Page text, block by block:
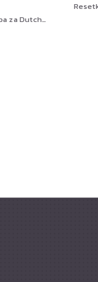
Petromax transportna torba za Dutch Oven ft12,ft18 i Atago